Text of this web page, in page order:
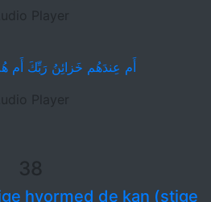
Player
أَم عِندَهُم خَزائِنُ رَبِّكَ أَم
Player
38
hvormed de kan (stige